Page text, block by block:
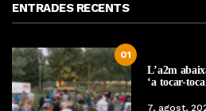
ENTRADES RECENTS
01
L’a2m
‘a tocar-
7, agost,